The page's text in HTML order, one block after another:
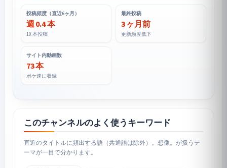
投稿頻度（直近6ヶ月）
週 0.4 本
10 本投稿
最終投稿
3 ヶ月前
更新頻度低下
サイト内動画数
73 本
ポケ速に収録
このチャンネルのよく使うキーワード
直近のタイトルに頻出する語（共通語は除外）。想像。が扱うテ
ーマが一目で分かります。